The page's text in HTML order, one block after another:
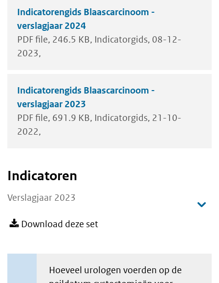
Indicatorengids Blaascarcinoom -
verslagjaar 2024
PDF file 246.5 KB Indicatorgids 08-12-
2023
Indicatorengids Blaascarcinoom -
verslagjaar 2023
PDF file 691.9 KB Indicatorgids 21-10-
2022
Indicatoren
Verslagjaar 2023
Download deze set
Hoeveel urologen voerden op de